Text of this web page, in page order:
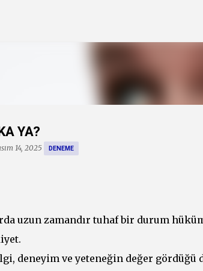
YA?
14, 2025 DENEME
uzun zamandır tuhaf bir durum
deneyim ve yeteneğin değer gördüğü